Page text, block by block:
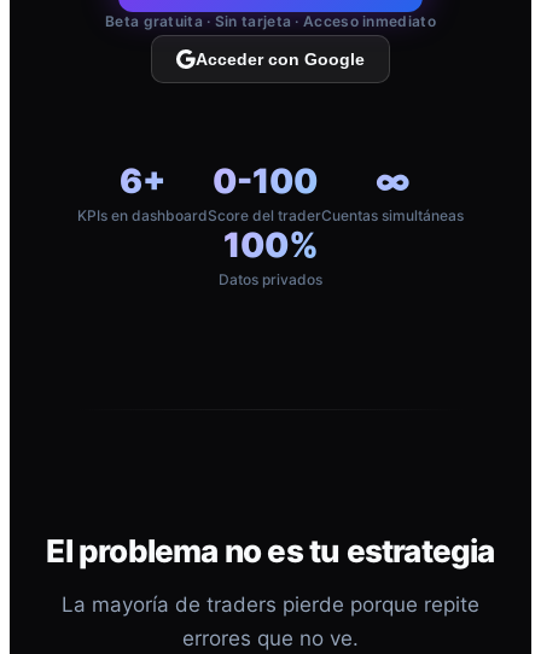
Beta gratuita · Sin tarjeta · Acceso inmediato
Acceder con Google
6+
KPIs en dashboard
0-100
Score del trader
∞
Cuentas simultáneas
100%
Datos privados
El problema no es tu estrategia
La mayoría de traders pierde porque repite
errores que no ve.